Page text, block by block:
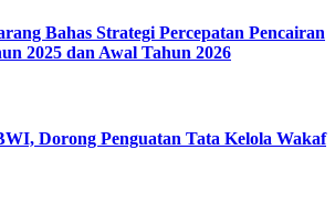
Bahas Strategi Percepatan Pencairan
2025 dan Awal Tahun 2026
Dorong Penguatan Tata Kelola Wakaf